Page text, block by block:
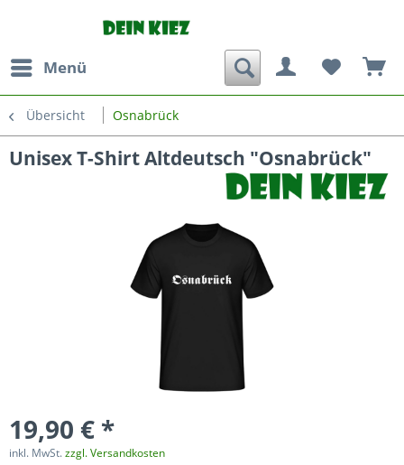
Menü
Übersicht Osnabrück
Unisex T-Shirt Altdeutsch "Osnabrück"
19,90 € *
inkl. MwSt.zzgl. Versandkosten